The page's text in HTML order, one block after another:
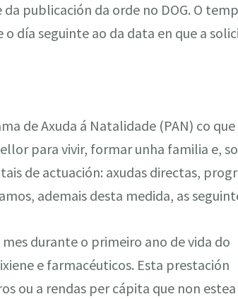
publicación da orde no DOG. O
día seguinte ao da data en que a
de Axuda á Natalidade (PAN) co que
para vivir, formar unha familia e,
de actuación: axudas directas,
ademais desta medida, as
mes durante o primeiro ano de vida do
e farmacéuticos. Esta prestación
ou a rendas per cápita que non